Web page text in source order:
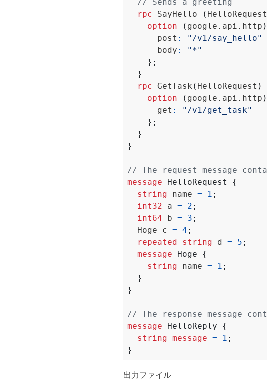
rpc SayHello ( HelloRequest
option
( google.api.http )
      post
:
"/v1/say_hello"
      body
:
"*"
};
}
rpc GetTask ( HelloRequest )
option
( google.api.http )
      get
:
"/v1/get_task"
};
}
}
message
HelloRequest
{
string name = 1 ;
int32 a = 2 ;
int64 b = 3 ;
  Hoge c
= 4 ;
repeated
string d = 5 ;
message
Hoge
{
string name = 1 ;
}
}
message
HelloReply
{
string message = 1 ;
}
出力ファイル